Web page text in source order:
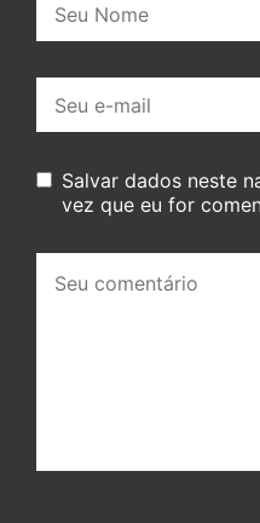
mail:
Salvar dados neste
vez que eu for
comentário: